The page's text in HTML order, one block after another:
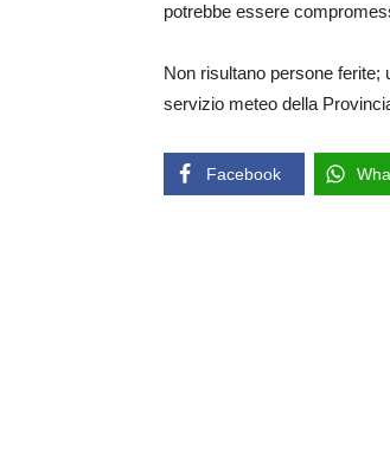
potrebbe essere
Non risultano persone ferite;
servizio meteo della
Facebook